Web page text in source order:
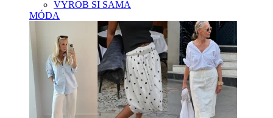
VYROB SI SAMA
MÓDA